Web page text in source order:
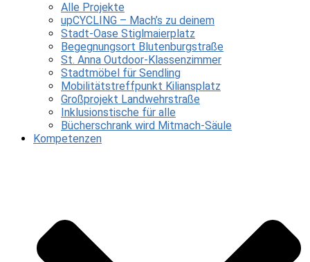
Alle Projekte
upCYCLING – Mach’s zu deinem
Stadt-Oase Stiglmaierplatz
Begegnungsort Blutenburgstraße
St. Anna Outdoor-Klassenzimmer
Stadtmöbel für Sendling
Mobilitätstreffpunkt Kiliansplatz
Großprojekt Landwehrstraße
Inklusionstische für alle
Bücherschrank wird Mitmach-Säule
Kompetenzen